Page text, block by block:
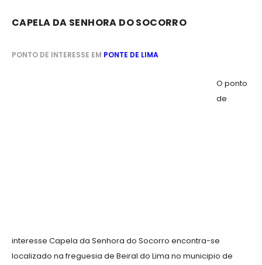
CAPELA DA SENHORA DO SOCORRO
PONTO DE INTERESSE EM PONTE DE LIMA
O ponto
de
interesse Capela da Senhora do Socorro encontra-se
localizado na freguesia de Beiral do Lima no municipio de